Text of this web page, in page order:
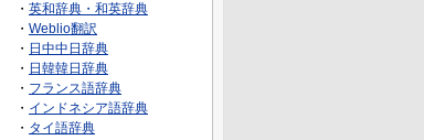
・ 英和辞典・和英辞典
・ Weblio翻訳
・ 日中中日辞典
・ 日韓韓日辞典
・ フランス語辞典
・ インドネシア語辞典
・ タイ語辞典